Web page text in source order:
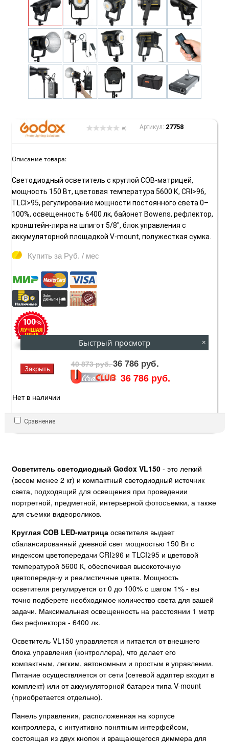
(0) Артикул: 27758
Описание товара:
Светодиодный осветитель с круглой COB-матрицей,
мощность 150 Вт, цветовая температура 5600 К, CRI>96,
TLCI>95, регулирование мощности постоянного света 0–
100%, освещенность 6400 лк, байонет Bowens, рефлектор,
кронштейн-лира на шпигот 5/8", блок управления с
аккумуляторной площадкой V-mount, полужесткая сумка.
Купить за Руб. / мес
40 873 руб.36 786 руб.
36 786 руб.
Нет в наличии
Сравнение
Осветитель светодиодный Godox VL150 - это легкий
(весом менее 2 кг) и компактный светодиодный источник
света, подходящий для освещения при проведении
портретной, предметной, интерьерной фотосъемки, а также
для съемки видеороликов.
Круглая COB LED-матрица осветителя выдает
сбалансированный дневной свет мощностью 150 Вт с
индексом цветопередачи CRI≥96 и TLCI≥95 и цветовой
температурой 5600 К, обеспечивая высокоточную
цветопередачу и реалистичные цвета. Мощность
осветителя регулируется от 0 до 100% с шагом 1% - вы
точно подберете необходимое количество света для вашей
задачи. Максимальная освещенность на расстоянии 1 метр
без рефлектора - 6400 лк.
Осветитель VL150 управляется и питается от внешнего
блока управления (контроллера), что делает его
компактным, легким, автономным и простым в управлении.
Питание осуществляется от сети (сетевой адаптер входит в
комплект) или от аккумуляторной батареи типа V-mount
(приобретается отдельно).
Панель управления, расположенная на корпусе
контроллера, с интуитивно понятным интерфейсом,
состоящая из двух кнопок и вращающегося диммера для
Быстрый просмотр ×
Закрыть